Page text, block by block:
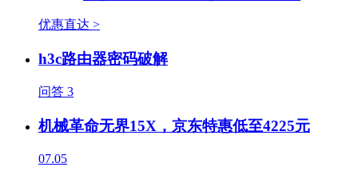
优惠直达 >
h3c路由器密码破解
问答 3
机械革命无界15X，京东特惠低至4225元
07.05